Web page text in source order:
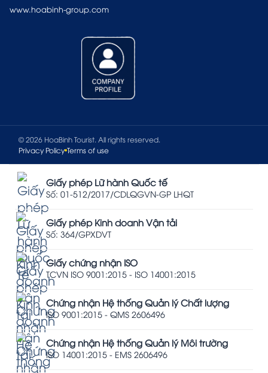
www.hoabinh-group.com
© 2026 HoaBinh Tourist. All rights reserved.
Privacy Policy Terms of use
Giấy phép Lữ hành Quốc tế
Số: 01-512/2017/CDLQGVN-GP LHQT
Giấy phép Kinh doanh Vận tải
Số: 364/GPXDVT
Giấy chứng nhận ISO
TCVN ISO 9001:2015 - ISO 14001:2015
Chứng nhận Hệ thống Quản lý Chất lượng
ISO 9001:2015 - QMS 2606496
Chứng nhận Hệ thống Quản lý Môi trường
ISO 14001:2015 - EMS 2606496